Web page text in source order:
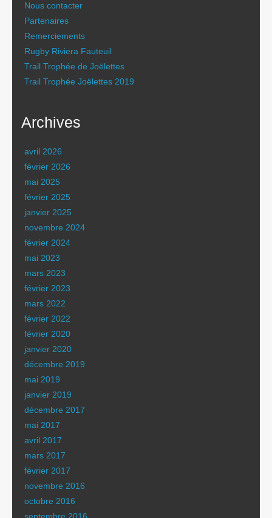
Nous contacter
Partenaires
Remerciements
Rugby Riviera Fauteuil
Trail Trophée de Joëlettes
Trail Trophée Joëlettes 2019
Archives
avril 2026
février 2026
mai 2025
février 2025
janvier 2025
novembre 2024
février 2024
mai 2023
mars 2023
février 2023
mars 2022
février 2022
février 2020
janvier 2020
décembre 2019
mai 2019
janvier 2019
décembre 2017
mai 2017
avril 2017
mars 2017
février 2017
novembre 2016
octobre 2016